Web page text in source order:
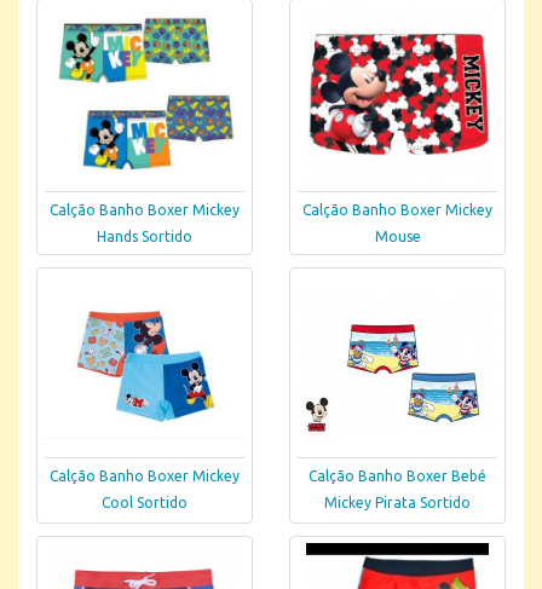
Calção Banho Boxer Mickey
Hands Sortido
Calção Banho Boxer Mickey
Mouse
Calção Banho Boxer Mickey
Cool Sortido
Calção Banho Boxer Bebé
Mickey Pirata Sortido